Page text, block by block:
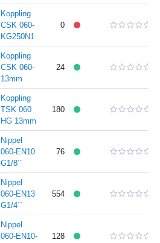
Koppling
CSK 060-
KG250N1
0
Koppling
CSK 060-
13mm
24
Koppling
TSK 060
HG 13mm
180
Nippel
060-EN10
G1/8´´
76
Nippel
060-EN13
G1/4´´
554
Nippel
060-EN10-
128